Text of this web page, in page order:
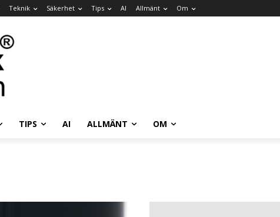
Teknik Säkerhet Tips AI Allmänt Om
TIPS AI ALLMÄNT OM